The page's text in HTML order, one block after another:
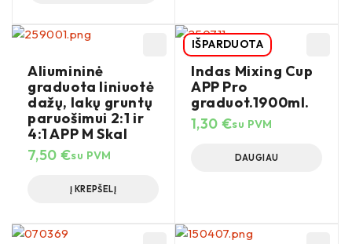
Aliumininė
graduota liniuotė
dažų, lakų gruntų
paruošimui 2:1 ir
4:1 APP M Skal
7,50 €su PVM
Į KREPŠELĮ
IŠPARDUOTA
Indas Mixing Cup
APP Pro
graduot.1900ml.
1,30 €su PVM
DAUGIAU